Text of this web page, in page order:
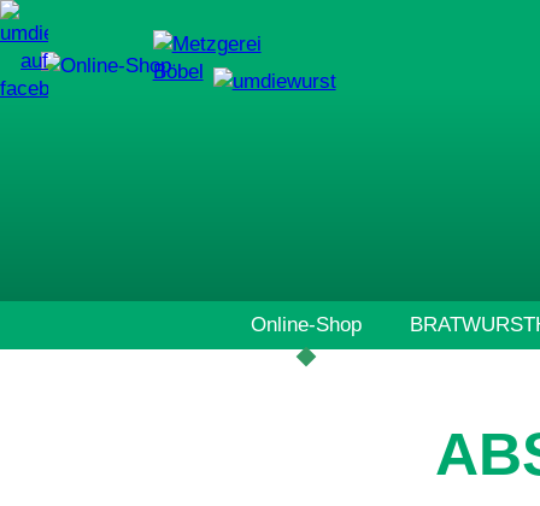
Online-Shop